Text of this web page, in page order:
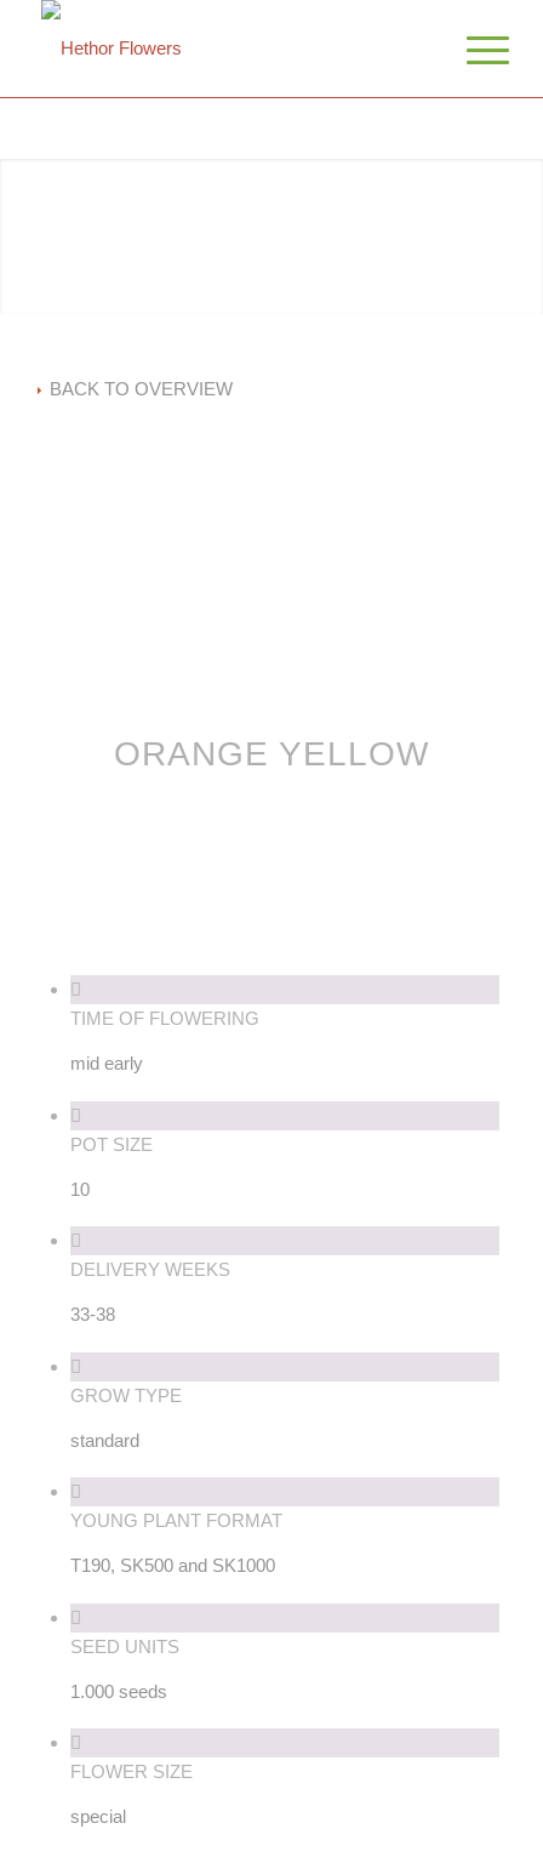
BACK TO OVERVIEW
ORANGE YELLOW
TIME OF FLOWERING
mid early
POT SIZE
10
DELIVERY WEEKS
33-38
GROW TYPE
standard
YOUNG PLANT FORMAT
T190, SK500 and SK1000
SEED UNITS
1.000 seeds
FLOWER SIZE
special